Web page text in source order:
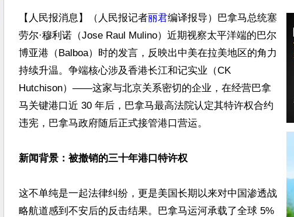
【人民报消息】（人民报记者丽君编译报导）巴拿马总统塞
劳尔·穆利诺（Jose Raul Mulino）近期视察太平洋端的巴尔
博亚港（Balboa）时的发言，反映出中美在拉美地区的角力
持续升温。争端核心涉及香港长江和记实业（CK
Hutchison）——这家与北京关系密切的企业，在经营巴拿
马关键港口近 30 年后，巴拿马最高法院认定其特许权合约
违宪，巴拿马政府随后正式接管港口营运。
新闻背景：被撤销的三十年港口特许权
这不单纯是一起法律纠纷，更是美国长期以来对中国渗透战
略航道感到不安后的反击结果。巴拿马运河承载了全球 5%